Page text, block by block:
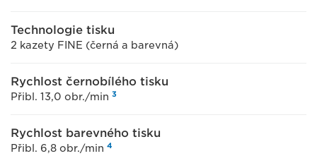
Technologie tisku
2 kazety FINE (černá a barevná)
Rychlost černobílého tisku
Přibl. 13,0 obr./min 3
Rychlost barevného tisku
Přibl. 6,8 obr./min 4